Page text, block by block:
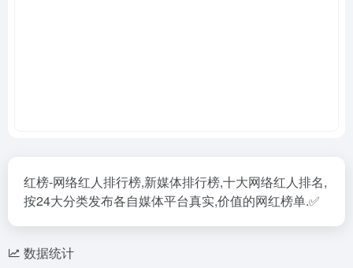
红榜-网络红人排行榜,新媒体排行榜,十大网络红人排名,
按24大分类发布各自媒体平台真实,价值的网红榜单.✅
数据统计